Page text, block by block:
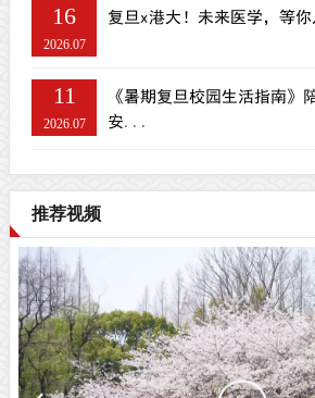
16
2026.07
复旦x港大！未来医学，等你
11
2026.07
《暑期复旦校园生活指南》
安...
推荐视频